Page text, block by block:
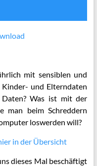
mit sensiblen und
und Elterndaten
Was ist mit der
man beim Schreddern
loswerden will?
in der Übersicht
dieses Mal beschäftigt